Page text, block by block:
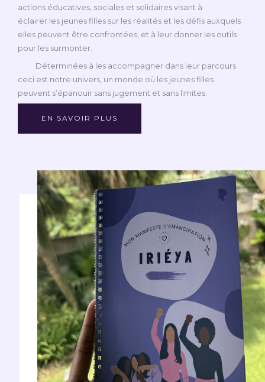
actions éducatives, sociales et solidaires visant à
éclairer les jeunes filles sur les réalités et les défis auxquels
elles peuvent être confrontées, et à leur donner les outils
pour les surmonter.
Déterminées à les accompagner dans leur parcours
ceci est notre univers, un monde où les jeunes filles
peuvent s’épanouir sans jugement et sans limites.
EN SAVOIR PLUS
NOTRE PROCESSUS DE SENSIBILISATION